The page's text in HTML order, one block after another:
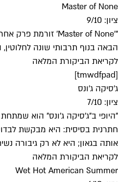
Master of None
ציון: 9/10
הבאה בנוף תרבותי שונה לחלוטין, היא סדרה על משהו. ב־2015 זהו
לקריאת הביקורת המלאה
[tmwdfpad]
ג'סיקה ג'ונס
ציון: 7/10
"היופי ב"ג'סיקה ג'ונס" הוא
חתרנית בסיסית: היא מבקשת
אותה בגאון; היא לא רק גיבורה
לקריאת הביקורת המלאה
Wet Hot American Summer